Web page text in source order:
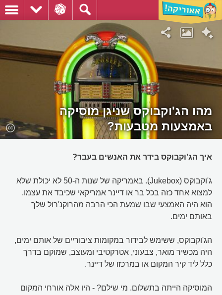
מהו הג'וקבוקס שניגן מוסיקה
באמצעות מטבעות?
איך הג'וקבוקס בידר את האנשים בעבר?
ג'וקבוקס (Jukebox). באמריקה של שנות ה-50 לא יכולת שלא
למצוא אחד כזה בכל בר או דיינר אמריקאי שכיבד את עצמו.
הוא היה האמצעי שבו שמעת הכי הרבה מהרוקנ'רול שלך
באותם ימים.
הג'וקבוקס, ששימש לבידור במקומות ציבוריים של אותם ימים,
היה מכשיר מואר, צבעוני, אטרקטיבי ומעוצב, שמוקם בדרך
כלל ליד קיר המקום או במרכזו של דיינר.
המוסיקה הייתה בתשלום. מי שילם? - היו אלה אורחי המקום